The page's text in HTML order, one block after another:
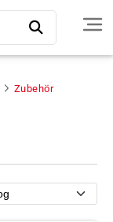
Zubehör